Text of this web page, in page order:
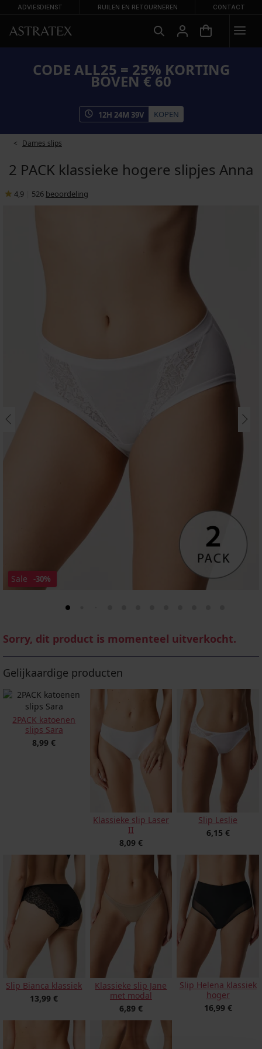
ADVIESDIENST RUILEN EN RETOURNEREN CONTACT
CODE ALL25 = 25% KORTING
BOVEN € 60
12H 24M 39V KOPEN
Dames slips
2 PACK klassieke hogere slipjes Anna
4,9 526 beoordeling
Sale -30%
Sorry, dit product is momenteel uitverkocht.
Gelijkaardige producten
2PACK katoenen
slips Sara
8,99 €
Klassieke slip Laser
II
8,09 €
Slip Leslie
6,15 €
Slip Bianca klassiek
13,99 €
Klassieke slip Jane
met modal
6,89 €
Slip Helena klassiek
hoger
16,99 €